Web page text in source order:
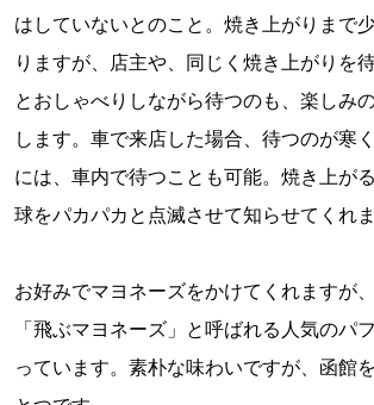
はしていないとのこと。焼き上がりまで
りますが、店主や、同じく焼き上がりを
とおしゃべりしながら待つのも、楽しみ
します。車で来店した場合、待つのが寒
には、車内で待つことも可能。焼き上が
球をパカパカと点滅させて知らせてくれま
お好みでマヨネーズをかけてくれますが
「飛ぶマヨネーズ」と呼ばれる人気のパ
っています。素朴な味わいですが、函館